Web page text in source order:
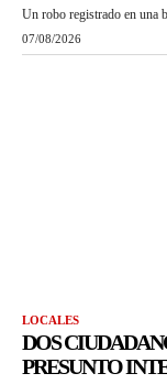
Un robo registrado en una
07/08/2026
LOCALES
DOS
PRESUNTO